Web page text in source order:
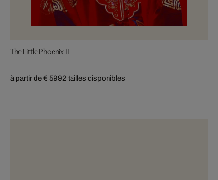
The Little Phoenix II
à partir de € 5992 tailles disponibles